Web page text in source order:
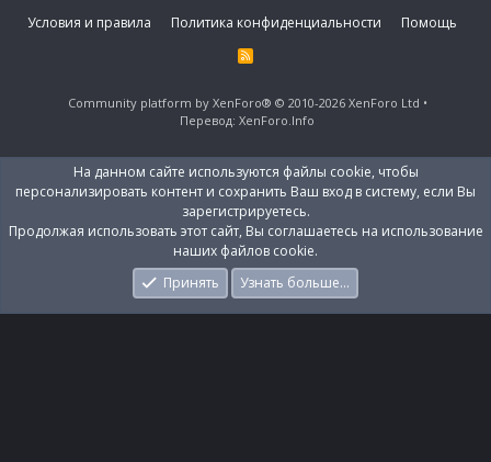
Условия и правила
Политика конфиденциальности Помощь
R
S
Community platform by XenForo® © 2010-2026 XenForo Ltd
Перевод: XenForo.Info
На данном сайте используются файлы cookie, чтобы
персонализировать контент и сохранить Ваш вход в систему, если Вы
зарегистрируетесь.
Продолжая использовать этот сайт, Вы соглашаетесь на использование
наших файлов cookie.
Принять
Узнать больше…